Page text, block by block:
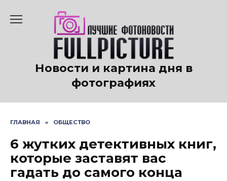
содержанию
Новости и картина дня в
фотографиях
ГЛАВНАЯ » ОБЩЕСТВО
6 жутких детективных книг,
которые заставят вас
гадать до самого конца